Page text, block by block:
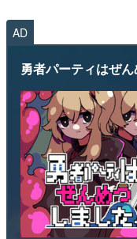
AD
勇者パーティはぜん